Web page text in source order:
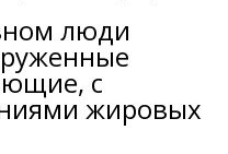
люди
с
жировых